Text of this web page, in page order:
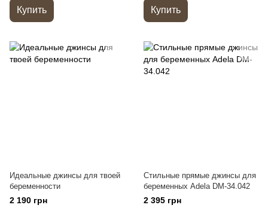
Купить Купить
Идеальные джинсы для твоей
беременности
2 190 грн
Стильные прямые джинсы для
беременных Adela DM-34.042
2 395 грн